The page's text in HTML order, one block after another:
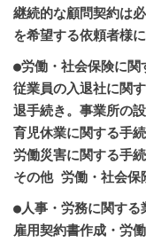
継続的な顧問契約は
を希望する依頼者様
●労働・社会保険に関
従業員の入退社に関
退手続き。事業所の
育児休業に関する手続
労働災害に関する手続
その他 労働・社会保
●人事・労務に関する
雇用契約書作成・労